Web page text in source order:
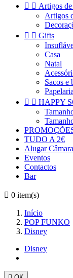
  Artigos de
Artigos
  Gifts
Casa
Natal
Sacos e
Papelaria
  HAPPY
TUDO A 2€
Alugar
Eventos
Contactos
Bar
 0 item(s)
Início
POP FUNKO
Disney
Disney